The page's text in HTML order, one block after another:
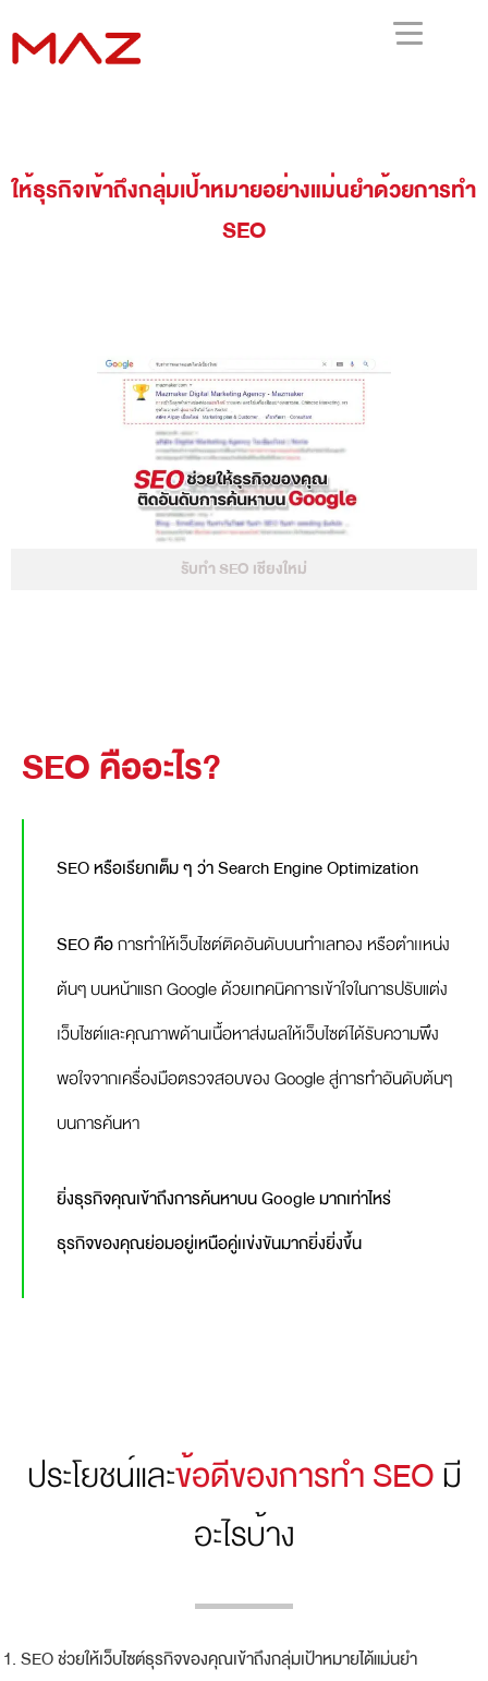
ให้ธุรกิจเข้าถึงกลุ่มเป้าหมายอย่างแม่นยำด้วยการทำ
SEO
รับทำ SEO เชียงใหม่
SEO คืออะไร?
SEO หรือเรียกเต็ม ๆ ว่า Search Engine Optimization
SEO คือการทำให้เว็บไซต์ติดอันดับบนทำเลทอง หรือตำเเหน่ง
ต้นๆ บนหน้าแรก Google ด้วยเทคนิคการเข้าใจในการปรับแต่ง
เว็บไซต์และคุณภาพด้านเนื้อหาส่งผลให้เว็บไซต์ได้รับความพึง
พอใจจากเครื่องมือตรวจสอบของ Google สู่การทำอันดับต้นๆ
บนการค้นหา
ยิ่งธุรกิจคุณเข้าถึงการค้นหาบน Google มากเท่าไหร่
ธุรกิจของคุณย่อมอยู่เหนือคู่เเข่งขันมากยิ่งยิ่งขึ้น
ประโยชน์และข้อดีของการทำ SEOมี
อะไรบ้าง
SEO ช่วยให้เว็บไซต์ธุรกิจของคุณเข้าถึงกลุ่มเป้าหมายได้แม่นยำ